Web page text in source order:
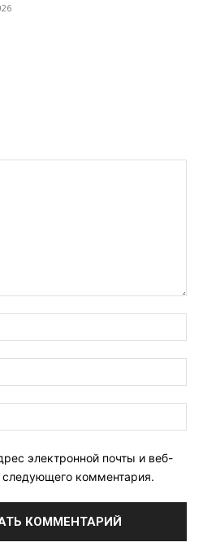
электронной почты и веб-
следующего комментария.